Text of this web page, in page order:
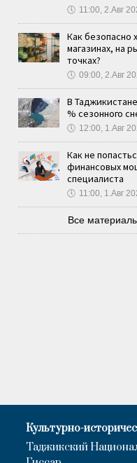
🕔 11:00, 2.Авг
Как безопасно
магазинах, на
точках?
🕔 09:00, 2.Авг
В
% сезонного
🕔 12:00, 1.Авг
Как не
финансовых
специалиста
🕔 11:00, 1.Авг
Все
Культурно-
Таджикский